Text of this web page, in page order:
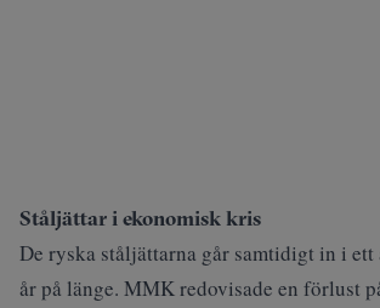
Ståljättar i ekonomisk kris
De ryska ståljättarna går samtidigt in i ett
år på länge. MMK redovisade en förlust